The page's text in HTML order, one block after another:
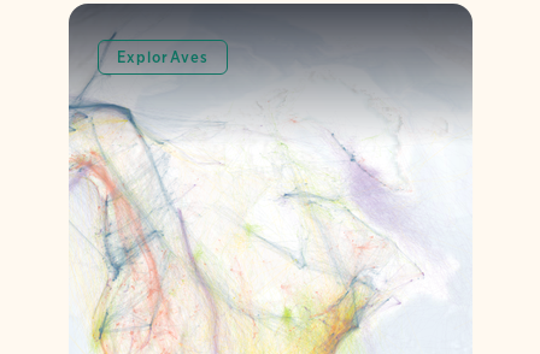
ExplorAves